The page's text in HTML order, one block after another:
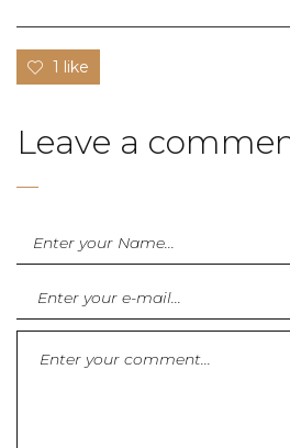
1 like
Leave a